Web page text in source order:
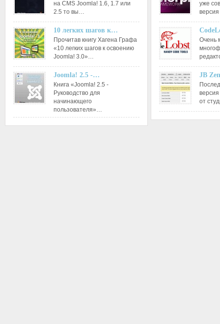
на CMS Joomla! 1.6, 1.7 или
2.5 то вы…
10 легких шагов к…
Прочитав книгу Хагена Графа
«10 легких шагов к освоению
Joomla! 3.0»…
Joomla! 2.5 -…
Книга «Joomla! 2.5 -
Руководство для
начинающего
пользователя»…
уже
Очень
JB
от